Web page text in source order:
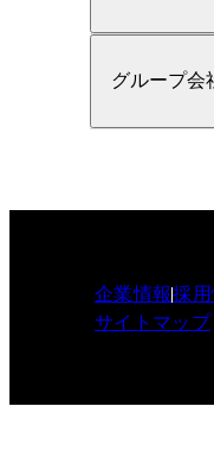
グループ会
企業情報採
サイトマップ